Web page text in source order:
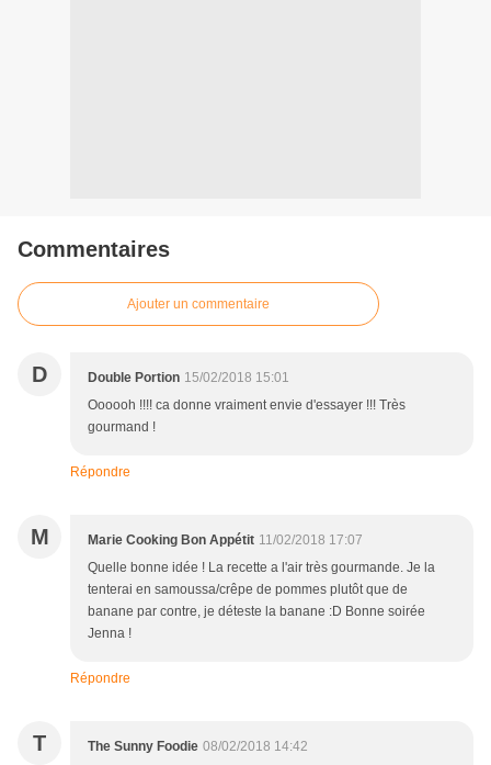
Commentaires
Ajouter un commentaire
D Double Portion 15/02/2018 15:01
Oooooh !!!! ca donne vraiment envie d'essayer !!! Très
gourmand !
Répondre
M Marie Cooking Bon Appétit 11/02/2018 17:07
Quelle bonne idée ! La recette a l'air très gourmande. Je la
tenterai en samoussa/crêpe de pommes plutôt que de
banane par contre, je déteste la banane :D Bonne soirée
Jenna !
Répondre
T The Sunny Foodie 08/02/2018 14:42